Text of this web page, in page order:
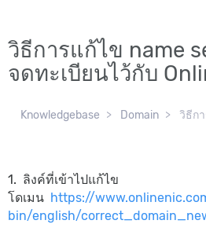
วิธีการแก้ไข name
จดทะเบียนไว้กับ
Knowledgebase Domain วิธีก
1. ลิงค์ที่เข้าไปแก้ไข
โดเมน https://
bin/english/